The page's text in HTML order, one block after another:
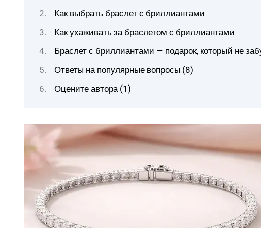
Как выбрать браслет с бриллиантами
Как ухаживать за браслетом с бриллиантами
Браслет с бриллиантами — подарок, который не
Ответы на популярные вопросы (8)
Оцените автора (1)